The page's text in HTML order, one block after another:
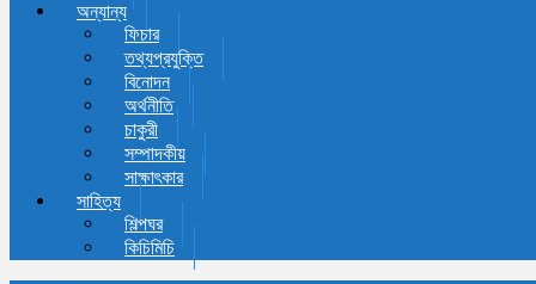
অন্যান্য
ফিচার
তথ্যপ্রযুক্তি
বিনোদন
অর্থনীতি
চাকুরী
সম্পাদকীয়
সাক্ষাৎকার
সাহিত্য
শিল্পঘর
কিচিমিচি